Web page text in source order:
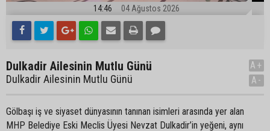
14:46 04 Ağustos 2026
Dulkadir Ailesinin Mutlu Günü
Dulkadir Ailesinin Mutlu Günü
A+
A-
Gölbaşı iş ve siyaset dünyasının tanınan isimleri arasında yer alan
MHP Belediye Eski Meclis Üyesi Nevzat Dulkadir’in yeğeni, aynı